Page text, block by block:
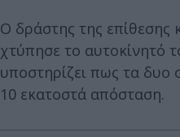
Ο δράστης της επίθεσης
χτύπησε το αυτοκίνητό
υποστηρίζει πως τα
10 εκατοστά απόσταση.